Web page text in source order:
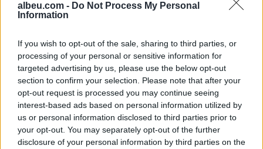
albeu.com - Do Not Process My Personal
Information
If you wish to opt-out of the sale, sharing to third parties, or
processing of your personal or sensitive information for
targeted advertising by us, please use the below opt-out
section to confirm your selection. Please note that after your
opt-out request is processed you may continue seeing
interest-based ads based on personal information utilized by
us or personal information disclosed to third parties prior to
your opt-out. You may separately opt-out of the further
disclosure of your personal information by third parties on the
shoqëri afatgjatë